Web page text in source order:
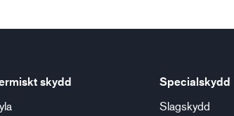
skydd Specialskydd
Slagskydd